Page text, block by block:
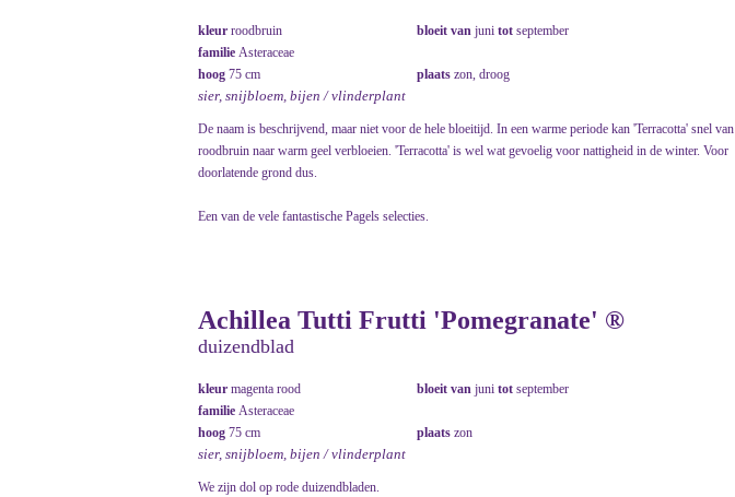
kleur roodbruin bloeit van juni tot september
familie Asteraceae
hoog 75 cm plaats zon, droog
sier, snijbloem, bijen / vlinderplant
De naam is beschrijvend, maar niet voor de hele bloeitijd. In een warme periode kan 'Terracotta' snel van
roodbruin naar warm geel verbloeien. 'Terracotta' is wel wat gevoelig voor nattigheid in de winter. Voor
doorlatende grond dus.
Een van de vele fantastische Pagels selecties.
Achillea Tutti Frutti 'Pomegranate' ®
duizendblad
kleur magenta rood bloeit van juni tot september
familie Asteraceae
hoog 75 cm plaats zon
sier, snijbloem, bijen / vlinderplant
We zijn dol op rode duizendbladen.